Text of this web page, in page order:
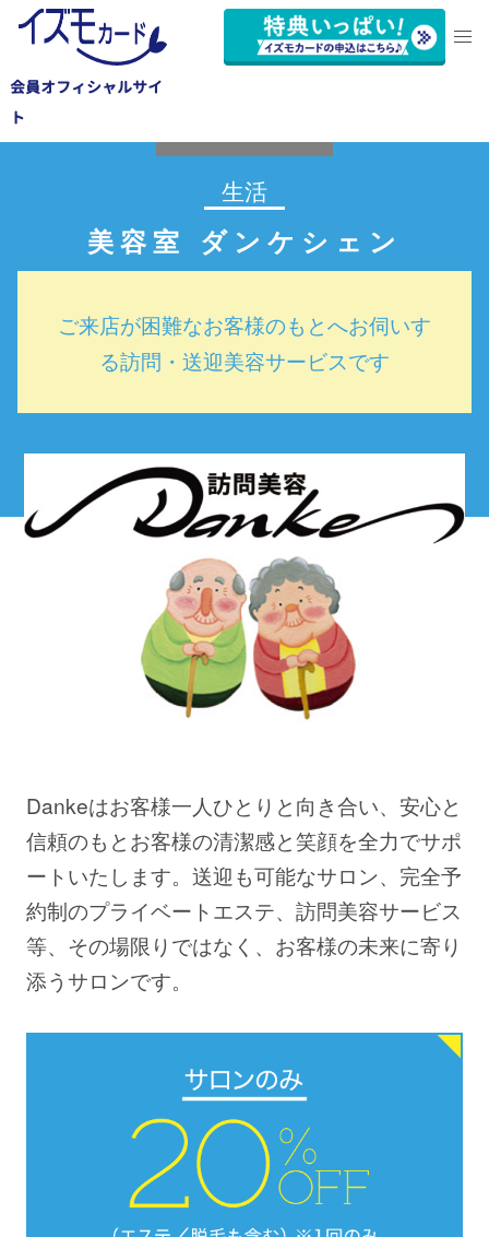
会員オフィシャルサイ
ト
生活
美容室 ダンケシェン
ご来店が困難なお客様のもとへお伺いす
る訪問・送迎美容サービスです
Dankeはお客様一人ひとりと向き合い、安心と
信頼のもとお客様の清潔感と笑顔を全力でサポ
ートいたします。送迎も可能なサロン、完全予
約制のプライベートエステ、訪問美容サービス
等、その場限りではなく、お客様の未来に寄り
添うサロンです。